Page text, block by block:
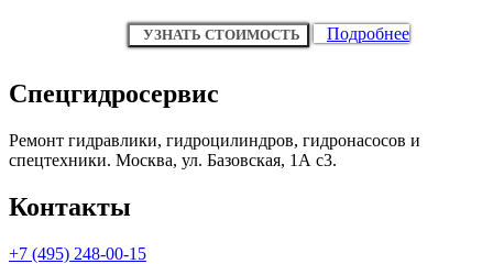
УЗНАТЬ СТОИМОСТЬ Подробнее
Спецгидросервис
Ремонт гидравлики, гидроцилиндров, гидронасосов и
спецтехники. Москва, ул. Базовская, 1А с3.
Контакты
+7 (495) 248-00-15